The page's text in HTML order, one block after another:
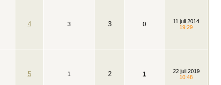
4 3 3 0
11 juli 2014
19:29
5 1 2 1
22 juli 2019
10:48